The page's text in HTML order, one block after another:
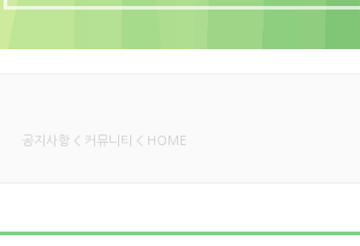
공지사항 < 커뮤니티 < HOME